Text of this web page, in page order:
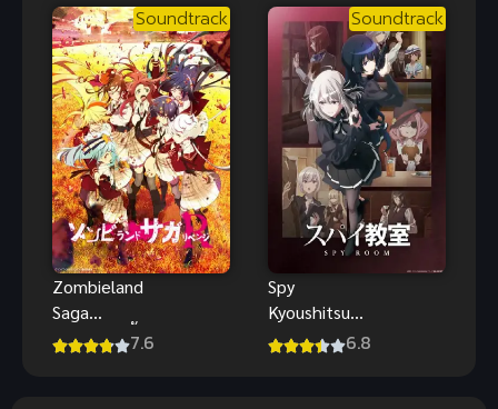
เวทมนตร์แห่ง
พีกาซัส พากย์
ไทย
Soundtrack
Zombieland
Saga
Revenge ปั้น
7.6
Soundtrack
Spy
Kyoushitsu
2nd Season6.8